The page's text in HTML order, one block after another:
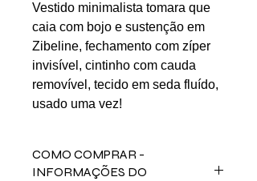
Vestido minimalista tomara que
caia com bojo e sustenção em
Zibeline, fechamento com zíper
invisível, cintinho com cauda
removível, tecido em seda fluído,
usado uma vez!
COMO COMPRAR -
INFORMAÇÕES DO